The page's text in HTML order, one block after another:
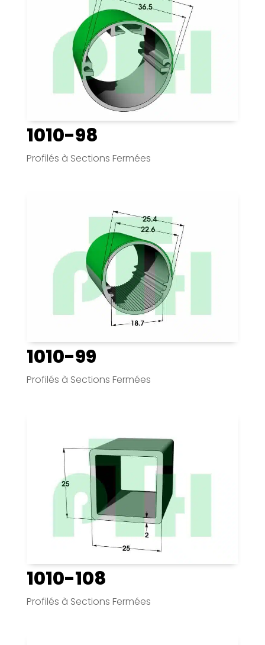
1010-98
Profilés à Sections Fermées
1010-99
Profilés à Sections Fermées
1010-108
Profilés à Sections Fermées